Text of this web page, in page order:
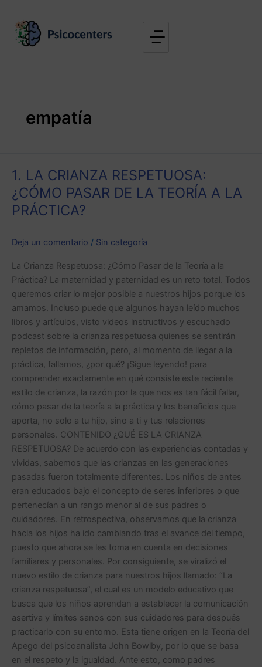
contenido
empatía
1. LA CRIANZA RESPETUOSA:
¿CÓMO PASAR DE LA TEORÍA A LA
PRÁCTICA?
Deja un comentario / Sin categoría
La Crianza Respetuosa: ¿Cómo Pasar de la Teoría a la
Práctica? La maternidad y paternidad es un reto total. Todos
queremos criar lo mejor posible a nuestros hijos porque los
amamos. Incluso puede que algunos hayan leído muchos
libros y artículos, visto videos instructivos y escuchado
podcast sobre la crianza respetuosa quienes se sentirán
repletos de información, pero, al momento de llegar a la
práctica, fallamos, ¿por qué? ¡Sigue leyendo! para
comprender exactamente en qué consiste este reciente
estilo de crianza, la razón por la que nos es tan fácil fallar,
cómo pasar de la teoría a la práctica y los beneficios que
aporta, no solo a tu hijo, sino a ti y tus relaciones
personales. CONTENIDO ¿QUÉ ES LA CRIANZA
RESPETUOSA? De acuerdo con las experiencias contadas y
vividas, sabemos que las crianzas en las generaciones
pasadas fueron totalmente diferentes. Los niños de antes
eran educados bajo el concepto de seres inferiores o que
pertenecían a un rango menor al de sus padres o
cuidadores. En retrospectiva, observamos que la crianza
hacia los hijos ha ido cambiando tras el avance del tiempo,
puesto que ahora se les toma en cuenta en decisiones
familiares y personales. Por consiguiente, se viralizó el
nuevo estilo de crianza para nuestros hijos llamado: “La
crianza respetuosa”, el cual es un modelo educativo que
busca que los niños aprendan a establecer la comunicación
asertiva y límites sanos con sus cuidadores para después
practicarlo con su entorno. Esta tiene origen en la Teoría del
Apego del psicoanalista John Bowlby, por lo que se basa
en el respeto y la igualdad. Ante esto, como padres
LA
CRIANZA
RESPETUOSA:
¿CÓMO
DE
LA